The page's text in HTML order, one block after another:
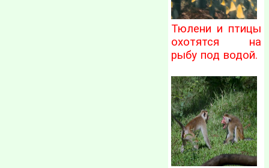
Тюлени и птицы
охотятся на
рыбу под водой.